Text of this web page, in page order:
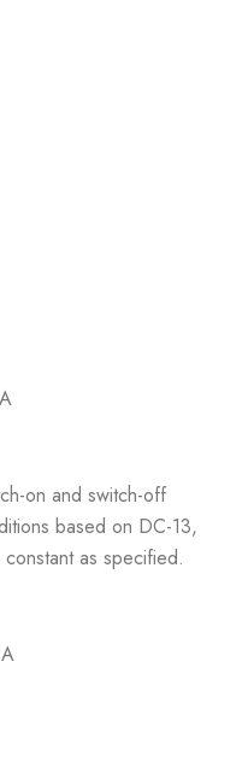
on and switch-off
based on DC-13,
constant as specified.